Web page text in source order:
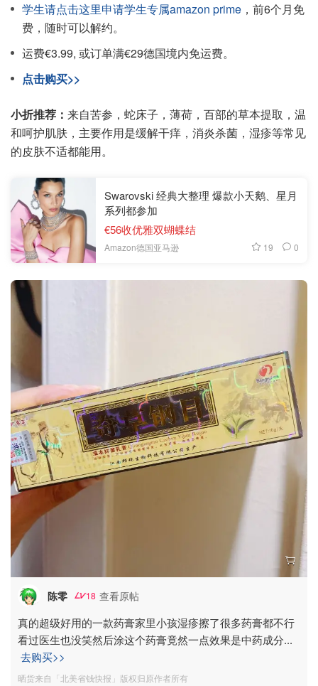
学生请点击这里申请学生专属amazon prime ，前6个月免
费，随时可以解约。
运费€3.99, 或订单满€29德国境内免运费。
点击购买>>
小折推荐： 来自苦参，蛇床子，薄荷，百部的草本提取，温
和呵护肌肤，主要作用是缓解干痒，消炎杀菌，湿疹等常见
的皮肤不适都能用。
Swarovski 经典大整理 爆款小天鹅、星月
系列都参加
€56收优雅双蝴蝶结
Amazon德国亚马逊 19 0
陈零 18 查看原帖
真的超级好用的一款药膏家里小孩湿疹擦了很多药膏都不行
看过医生也没笑然后涂这个药膏竟然一点效果是中药成分...
去购买>>
晒货来自「北美省钱快报」版权归原作者所有